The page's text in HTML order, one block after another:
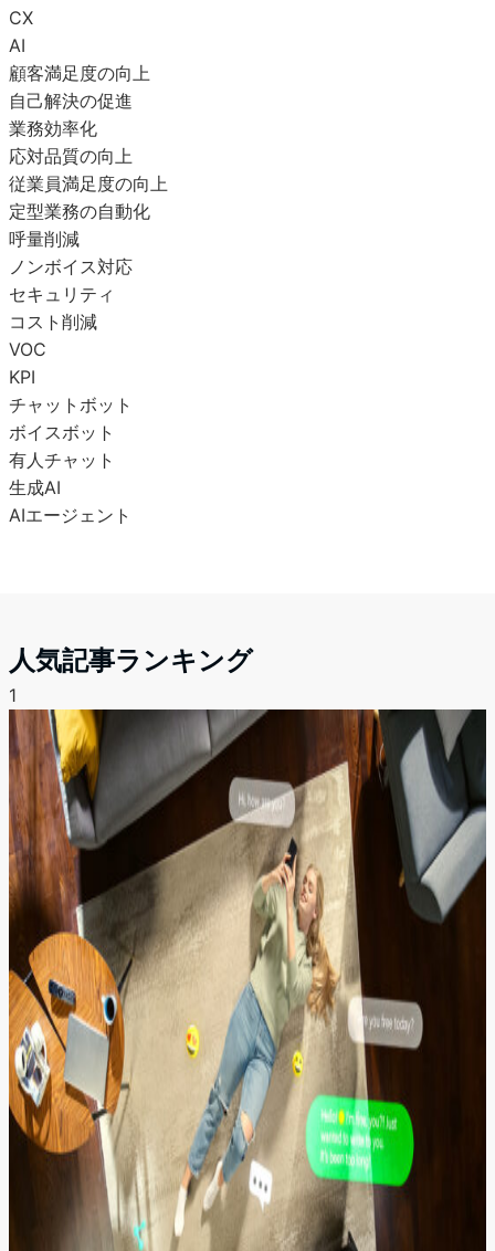
CX
AI
顧客満足度の向上
自己解決の促進
業務効率化
応対品質の向上
従業員満足度の向上
定型業務の自動化
呼量削減
ノンボイス対応
セキュリティ
コスト削減
VOC
KPI
チャットボット
ボイスボット
有人チャット
生成AI
AIエージェント
人気記事ランキング
1